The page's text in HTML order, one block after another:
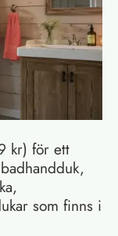
kr) för ett
som finns i